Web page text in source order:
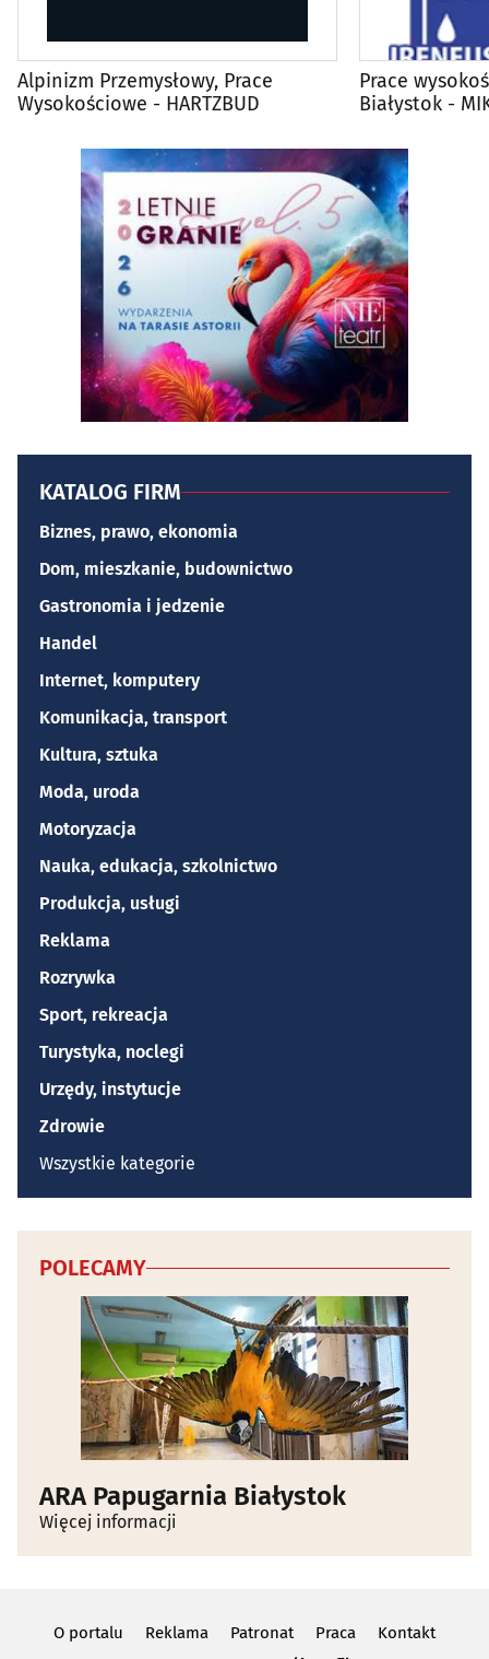
Alpinizm Przemysłowy, Prace
Wysokościowe - HARTZBUD
Prace
Białystok -
KATALOG FIRM
Biznes, prawo, ekonomia
Dom, mieszkanie, budownictwo
Gastronomia i jedzenie
Handel
Internet, komputery
Komunikacja, transport
Kultura, sztuka
Moda, uroda
Motoryzacja
Nauka, edukacja, szkolnictwo
Produkcja, usługi
Reklama
Rozrywka
Sport, rekreacja
Turystyka, noclegi
Urzędy, instytucje
Zdrowie
Wszystkie kategorie
POLECAMY
ARA Papugarnia Białystok
Więcej informacji
O portalu Reklama Patronat Praca
Kontakt